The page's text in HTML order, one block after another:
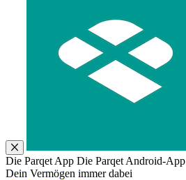
Die Parqet App Die Parqet Android-App
Dein Vermögen immer dabei